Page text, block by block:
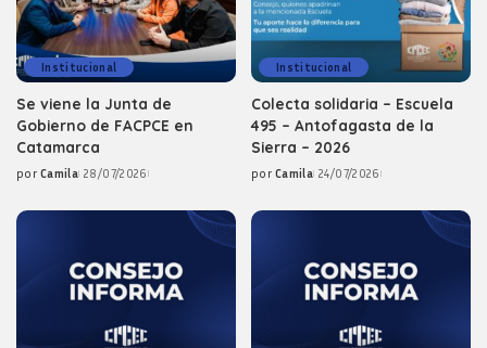
Institucional
Se viene la Junta de
Gobierno de FACPCE en
Catamarca
Posted
por Camila 28/07/2026
Institucional
Colecta solidaria – Escuela
495 – Antofagasta de la
Sierra – 2026
Posted
por Camila 24/07/2026